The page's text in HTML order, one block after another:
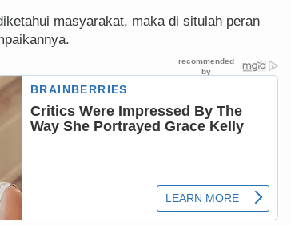
masyarakat, maka di situlah peran